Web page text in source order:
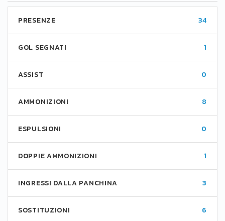
PRESENZE 34
GOL SEGNATI 1
ASSIST 0
AMMONIZIONI 8
ESPULSIONI 0
DOPPIE AMMONIZIONI 1
INGRESSI DALLA PANCHINA 3
SOSTITUZIONI 6